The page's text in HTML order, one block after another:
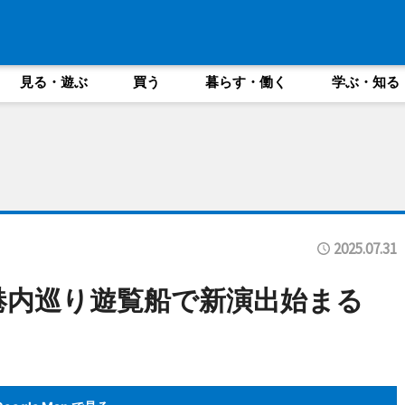
見る・遊ぶ 買う 暮らす・働く 学ぶ・知る
2025.07.31
巡り遊覧船で新演出始まる